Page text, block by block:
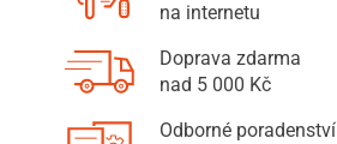
na internetu
Doprava zdarma
nad 5 000 Kč
Odborné poradenství